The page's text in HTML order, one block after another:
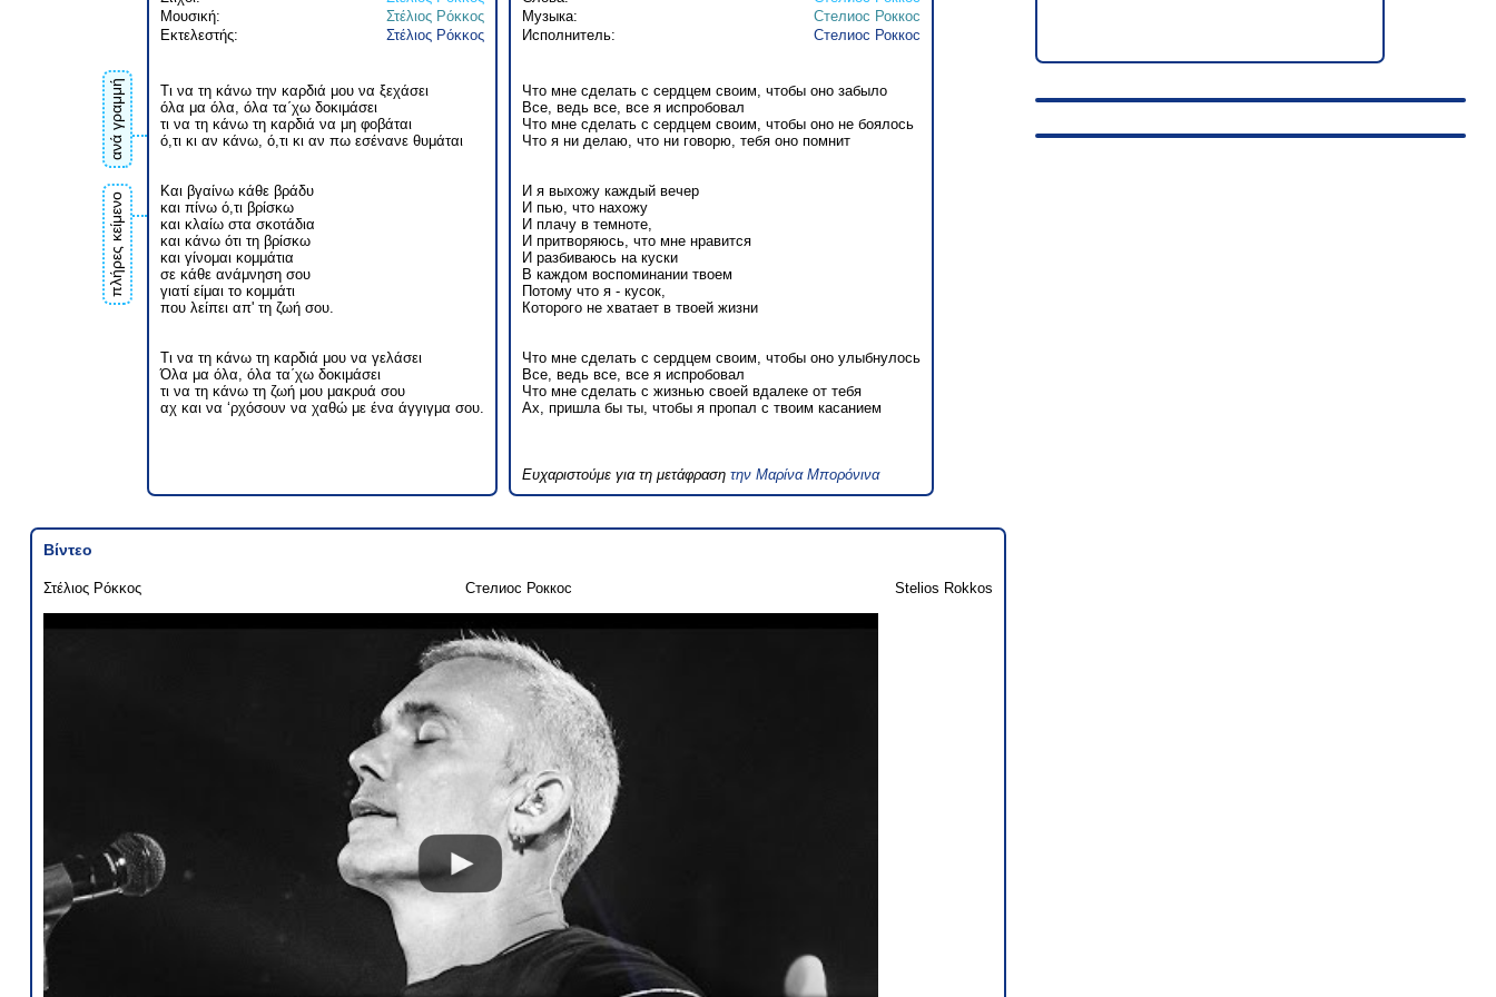
ανά γραμμή
πλήρες κείμενο
Μουσική:
Στέλιος Ρόκκος
Εκτελεστής:
Στέλιος Ρόκκος
Τι να τη κάνω την καρδιά μου να ξεχάσει
όλα μα όλα, όλα τα΄χω δοκιμάσει
τι να τη κάνω τη καρδιά να μη φοβάται
ό,τι κι αν κάνω, ό,τι κι αν πω εσένανε θυμάται
Και βγαίνω κάθε βράδυ
και πίνω ό,τι βρίσκω
και κλαίω στα σκοτάδια
και κάνω ότι τη βρίσκω
και γίνομαι κομμάτια
σε κάθε ανάμνηση σου
γιατί είμαι το κομμάτι
που λείπει απ' τη ζωή σου.
Τι να τη κάνω τη καρδιά μου να γελάσει
Όλα μα όλα, όλα τα΄χω δοκιμάσει
τι να τη κάνω τη ζωή μου μακρυά σου
αχ και να ‘ρχόσουν να χαθώ με ένα άγγιγμα σου.
Музыка:
Стелиос Роккос
Исполнитель:
Стелиос Роккос
Что мне сделать с сердцем своим, чтобы оно забыло
Все, ведь все, все я испробовал
Что мне сделать с сердцем своим, чтобы оно не боялось
Что я ни делаю, что ни говорю, тебя оно помнит
И я выхожу каждый вечер
И пью, что нахожу
И плачу в темноте,
И притворяюсь, что мне нравится
И разбиваюсь на куски
В каждом воспоминании твоем
Потому что я - кусок,
Которого не хватает в твоей жизни
Что мне сделать с сердцем своим, чтобы оно улыбнулось
Все, ведь все, все я испробовал
Что мне сделать с жизнью своей вдалеке от тебя
Ах, пришла бы ты, чтобы я пропал с твоим касанием
Ευχαριστούμε για τη μετάφρασητην Μαρίνα Μπορόνινα
Βίντεο
Στέλιος Ρόκκος Стелиос Роккос Stelios Rokkos